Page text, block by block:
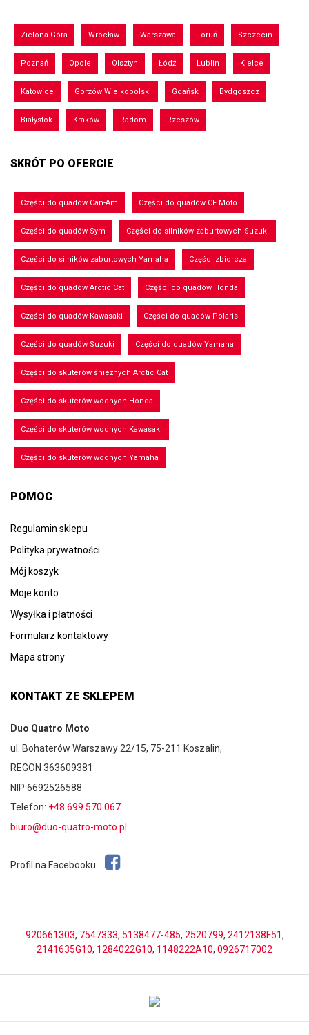
Zielona Góra Wrocław Warszawa Toruń Szczecin
Poznań Opole Olsztyn Łódź Lublin Kielce
Katowice Gorzów Wielkopolski Gdańsk Bydgoszcz
Białystok Kraków Radom Rzeszów
SKRÓT PO OFERCIE
Części do quadów Can-Am Części do quadów CF Moto
Części do quadów Sym Części do silników zaburtowych Suzuki
Części do silników zaburtowych Yamaha Części zbiorcza
Części do quadów Arctic Cat Części do quadów Honda
Części do quadów Kawasaki Części do quadów Polaris
Części do quadów Suzuki Części do quadów Yamaha
Części do skuterów śnieżnych Arctic Cat
Części do skuterów wodnych Honda
Części do skuterów wodnych Kawasaki
Części do skuterów wodnych Yamaha
POMOC
Regulamin sklepu
Polityka prywatności
Mój koszyk
Moje konto
Wysyłka i płatności
Formularz kontaktowy
Mapa strony
KONTAKT ZE SKLEPEM
Duo Quatro Moto
ul. Bohaterów Warszawy 22/15, 75-211 Koszalin,
REGON 363609381
NIP 6692526588
Telefon: +48 699 570 067
biuro@duo-quatro-moto.pl
Profil na Facebooku
920661303, 7547333, 5138477-485, 2520799, 2412138F51,
2141635G10, 1284022G10, 1148222A10, 0926717002